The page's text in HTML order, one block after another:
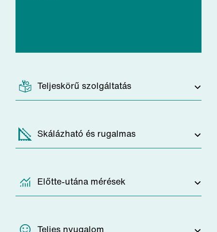
Teljeskörű szolgáltatás
Mindent elintézünk – a telepítéstől a
folyamatos karbantartáson át az ipari
egészében fedezi a tiszta levegőt,
minden egyéb tennivalótól mentesen.
Skálázható és rugalmas
Az igényeid változhatnak, mi pedig
alkalmazkodunk ezekhez a
Előtte-utána mérések
Az ipari légtisztítók hatékonyságát
Teljes nyugalom